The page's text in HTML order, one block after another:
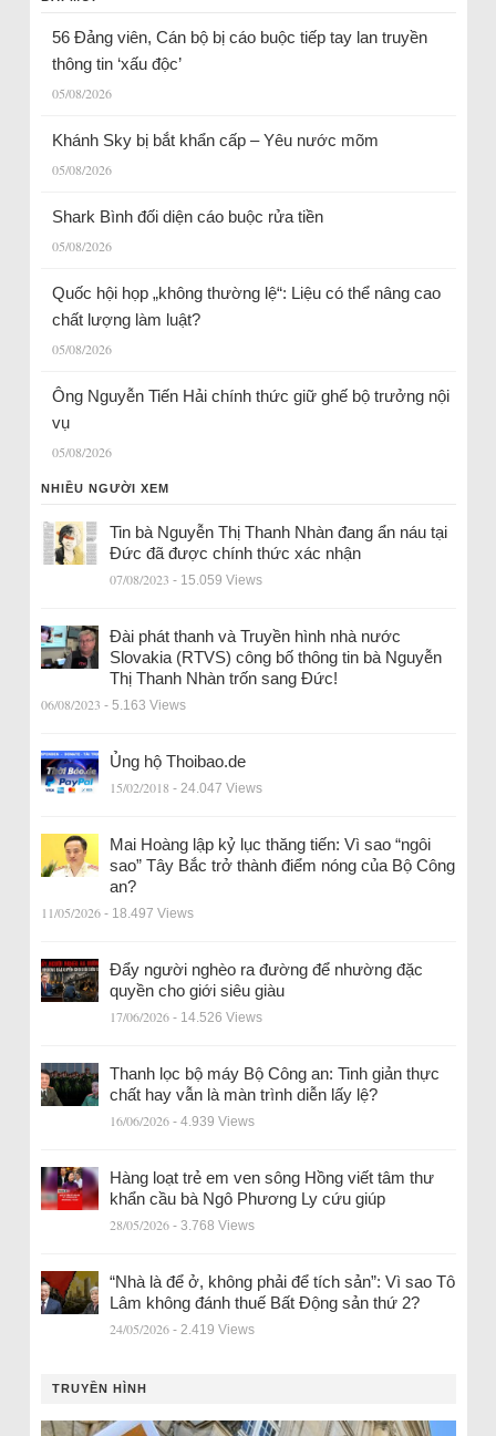
56 Đảng viên, Cán bộ bị cáo buộc tiếp tay lan truyền
thông tin ‘xấu độc’
05/08/2026
Khánh Sky bị bắt khẩn cấp – Yêu nước mõm
05/08/2026
Shark Bình đối diện cáo buộc rửa tiền
05/08/2026
Quốc hội họp „không thường lệ“: Liệu có thể nâng cao
chất lượng làm luật?
05/08/2026
Ông Nguyễn Tiến Hải chính thức giữ ghế bộ trưởng nội
vụ
05/08/2026
NHIỀU NGƯỜI XEM
Tin bà Nguyễn Thị Thanh Nhàn đang ẩn náu tại
Đức đã được chính thức xác nhận
07/08/2023 - 15.059 Views
Đài phát thanh và Truyền hình nhà nước
Slovakia (RTVS) công bố thông tin bà Nguyễn
Thị Thanh Nhàn trốn sang Đức!
06/08/2023 - 5.163 Views
Ủng hộ Thoibao.de
15/02/2018 - 24.047 Views
Mai Hoàng lập kỷ lục thăng tiến: Vì sao “ngôi
sao” Tây Bắc trở thành điểm nóng của Bộ Công
an?
11/05/2026 - 18.497 Views
Đẩy người nghèo ra đường để nhường đặc
quyền cho giới siêu giàu
17/06/2026 - 14.526 Views
Thanh lọc bộ máy Bộ Công an: Tinh giản thực
chất hay vẫn là màn trình diễn lấy lệ?
16/06/2026 - 4.939 Views
Hàng loạt trẻ em ven sông Hồng viết tâm thư
khẩn cầu bà Ngô Phương Ly cứu giúp
28/05/2026 - 3.768 Views
“Nhà là để ở, không phải để tích sản”: Vì sao Tô
Lâm không đánh thuế Bất Động sản thứ 2?
24/05/2026 - 2.419 Views
TRUYỀN HÌNH